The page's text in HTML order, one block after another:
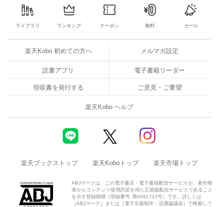
ライブラリ ランキング クーポン 無料 セール
楽天Kobo 初めての方へ メルマガ設定
読書アプリ 電子書籍リーダー
領収書を発行する ご意見・ご要望
楽天Kobo ヘルプ
楽天ブックストップ 楽天Koboトップ 楽天市場トップ
ABJマークは、この電子書店・電子書籍配信サービスが、著作権
者からコンテンツ使用許諾を得た正規版配信サービスであること
を示す登録商標（登録番号 第6091713号）です。詳しくは
［ABJマーク］または［電子出版制作・流通協議会］で検索して